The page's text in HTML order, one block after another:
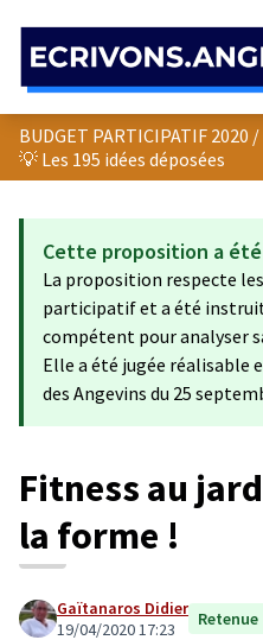
BUDGET PARTICIPATIF 2020 /
💡 Les 195 idées déposées
Cette proposition a
La proposition respecte
participatif et a été
compétent pour analyser
Elle a été jugée réalisable
des Angevins du 25
Fitness au
la forme !
Gaïtanaros Didier
19/04/2020 17:23
Retenue